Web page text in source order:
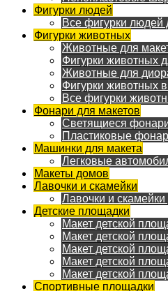
Фигурки людей
Все фигурки людей
Фигурки животных
Животные для
Фигурки животных
Животные для
Фигурки животных
Все фигурки
Фонари для макетов
Светящиеся
Пластиковые
Машинки для макета
Легковые
Макеты домов
Лавочки и скамейки
Лавочки и скамейки
Детские площадки
Макет детской
Макет детской
Макет детской
Макет детской
Макет детской
Спортивные площадки